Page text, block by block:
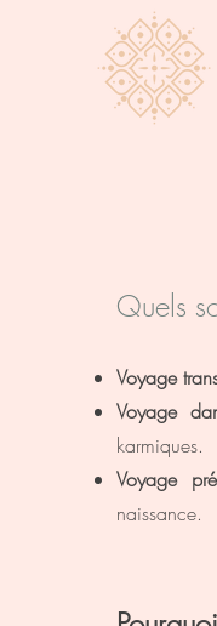
Quels
Voyage
Voyage
karmiques.
Voyage
naissance.